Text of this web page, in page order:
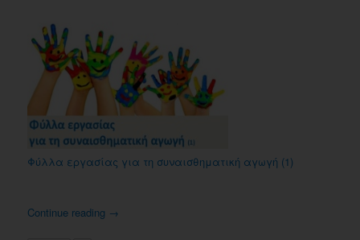
Φύλλα εργασίας για τη συναισθηματική αγωγή (1)
Continue reading →